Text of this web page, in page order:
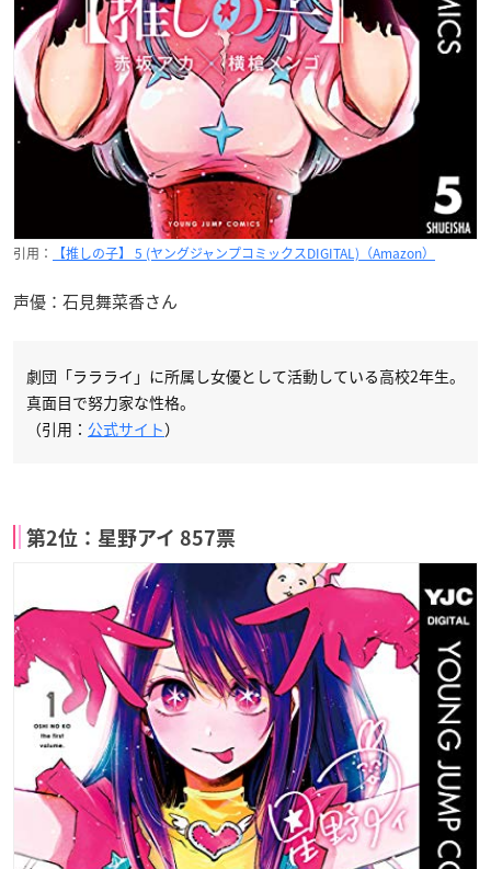
引用： 【推しの子】 5 (ヤングジャンプコミックスDIGITAL)（Amazon）
声優：石見舞菜香さん
劇団「ララライ」に所属し女優として活動している高校2年生。
真面目で努力家な性格。
（引用： 公式サイト）
第2位：星野アイ 857票